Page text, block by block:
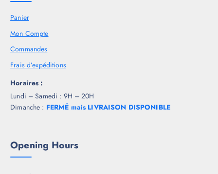
Panier
Mon Compte
Commandes
Frais d’expéditions
Horaires :
Lundi – Samedi : 9H – 20H
Dimanche : FERMÉ mais LIVRAISON DISPONIBLE
Opening Hours